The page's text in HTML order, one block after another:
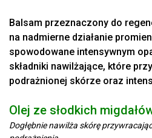
Balsam przeznaczony do
na nadmierne działanie
spowodowane intensywnym
składniki nawilżające, które
podrażnionej skórze oraz
Olej ze słodkich
Dogłębnie nawilża skórę